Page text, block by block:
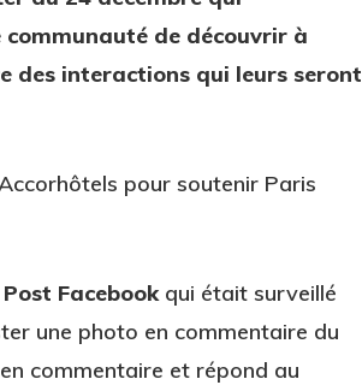
de découvrir à
des interactions qui leurs seront
pour soutenir Paris
Post Facebookqui était surveillé
une photo en commentaire du
commentaire et répond au